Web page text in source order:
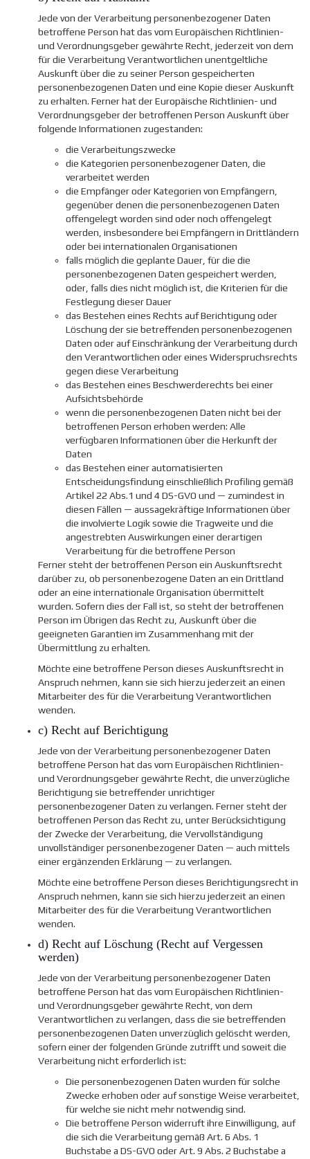
Jede von der Verarbeitung personenbezogener Daten
betroffene Person hat das vom Europäischen Richtlinien-
und Verordnungsgeber gewährte Recht, jederzeit von dem
für die Verarbeitung Verantwortlichen unentgeltliche
Auskunft über die zu seiner Person gespeicherten
personenbezogenen Daten und eine Kopie dieser Auskunft
zu erhalten. Ferner hat der Europäische Richtlinien- und
Verordnungsgeber der betroffenen Person Auskunft über
folgende Informationen zugestanden:
die Verarbeitungszwecke
die Kategorien personenbezogener Daten, die
verarbeitet werden
die Empfänger oder Kategorien von Empfängern,
gegenüber denen die personenbezogenen Daten
offengelegt worden sind oder noch offengelegt
werden, insbesondere bei Empfängern in Drittländern
oder bei internationalen Organisationen
falls möglich die geplante Dauer, für die die
personenbezogenen Daten gespeichert werden,
oder, falls dies nicht möglich ist, die Kriterien für die
Festlegung dieser Dauer
das Bestehen eines Rechts auf Berichtigung oder
Löschung der sie betreffenden personenbezogenen
Daten oder auf Einschränkung der Verarbeitung durch
den Verantwortlichen oder eines Widerspruchsrechts
gegen diese Verarbeitung
das Bestehen eines Beschwerderechts bei einer
Aufsichtsbehörde
wenn die personenbezogenen Daten nicht bei der
betroffenen Person erhoben werden: Alle
verfügbaren Informationen über die Herkunft der
Daten
das Bestehen einer automatisierten
Entscheidungsfindung einschließlich Profiling gemäß
Artikel 22 Abs.1 und 4 DS-GVO und — zumindest in
diesen Fällen — aussagekräftige Informationen über
die involvierte Logik sowie die Tragweite und die
angestrebten Auswirkungen einer derartigen
Verarbeitung für die betroffene Person
Ferner steht der betroffenen Person ein Auskunftsrecht
darüber zu, ob personenbezogene Daten an ein Drittland
oder an eine internationale Organisation übermittelt
wurden. Sofern dies der Fall ist, so steht der betroffenen
Person im Übrigen das Recht zu, Auskunft über die
geeigneten Garantien im Zusammenhang mit der
Übermittlung zu erhalten.
Möchte eine betroffene Person dieses Auskunftsrecht in
Anspruch nehmen, kann sie sich hierzu jederzeit an einen
Mitarbeiter des für die Verarbeitung Verantwortlichen
wenden.
c) Recht auf Berichtigung
Jede von der Verarbeitung personenbezogener Daten
betroffene Person hat das vom Europäischen Richtlinien-
und Verordnungsgeber gewährte Recht, die unverzügliche
Berichtigung sie betreffender unrichtiger
personenbezogener Daten zu verlangen. Ferner steht der
betroffenen Person das Recht zu, unter Berücksichtigung
der Zwecke der Verarbeitung, die Vervollständigung
unvollständiger personenbezogener Daten — auch mittels
einer ergänzenden Erklärung — zu verlangen.
Möchte eine betroffene Person dieses Berichtigungsrecht in
Anspruch nehmen, kann sie sich hierzu jederzeit an einen
Mitarbeiter des für die Verarbeitung Verantwortlichen
wenden.
d) Recht auf Löschung (Recht auf Vergessen
werden)
Jede von der Verarbeitung personenbezogener Daten
betroffene Person hat das vom Europäischen Richtlinien-
und Verordnungsgeber gewährte Recht, von dem
Verantwortlichen zu verlangen, dass die sie betreffenden
personenbezogenen Daten unverzüglich gelöscht werden,
sofern einer der folgenden Gründe zutrifft und soweit die
Verarbeitung nicht erforderlich ist:
Die personenbezogenen Daten wurden für solche
Zwecke erhoben oder auf sonstige Weise verarbeitet,
für welche sie nicht mehr notwendig sind.
Die betroffene Person widerruft ihre Einwilligung, auf
die sich die Verarbeitung gemäß Art. 6 Abs. 1
Buchstabe a DS-GVO oder Art. 9 Abs. 2 Buchstabe a